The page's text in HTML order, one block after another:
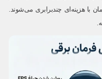
با هزینه‌ای چندبرابری می‌شوند.